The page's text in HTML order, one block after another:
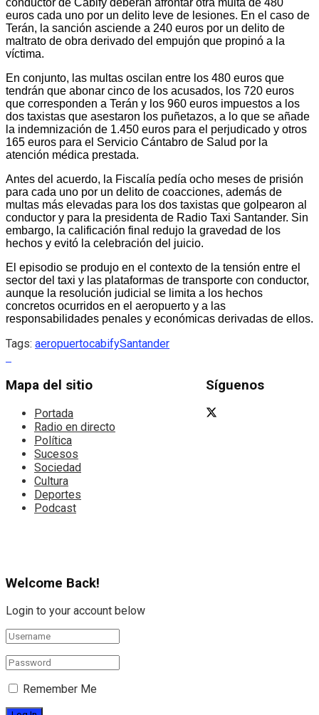
conductor de Cabify deberán afrontar otra multa de 480
euros cada uno por un delito leve de lesiones. En el caso de
Terán, la sanción asciende a 240 euros por un delito de
maltrato de obra derivado del empujón que propinó a la
víctima.
En conjunto, las multas oscilan entre los 480 euros que
tendrán que abonar cinco de los acusados, los 720 euros
que corresponden a Terán y los 960 euros impuestos a los
dos taxistas que asestaron los puñetazos, a lo que se añade
la indemnización de 1.450 euros para el perjudicado y otros
165 euros para el Servicio Cántabro de Salud por la
atención médica prestada.
Antes del acuerdo, la Fiscalía pedía ocho meses de prisión
para cada uno por un delito de coacciones, además de
multas más elevadas para los dos taxistas que golpearon al
conductor y para la presidenta de Radio Taxi Santander. Sin
embargo, la calificación final redujo la gravedad de los
hechos y evitó la celebración del juicio.
El episodio se produjo en el contexto de la tensión entre el
sector del taxi y las plataformas de transporte con conductor,
aunque la resolución judicial se limita a los hechos
concretos ocurridos en el aeropuerto y a las
responsabilidades penales y económicas derivadas de ellos.
Tags: aeropuertocabifySantander
Mapa del sitio
Portada
Radio en directo
Política
Sucesos
Sociedad
Cultura
Deportes
Podcast
Síguenos
Welcome Back!
Login to your account below
Remember Me